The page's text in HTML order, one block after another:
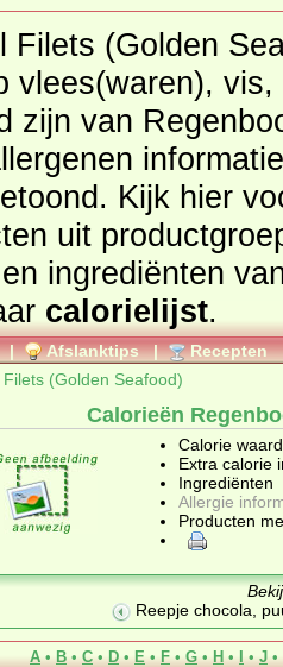
Filets (Golden
vlees(waren), vis,
producten uit
ingrediënten
calorielijst.
| Afslanktips | Recepten
(Golden Seafood)
Calorieën
Calorie
Extra calorie
Ingrediënten
Allergie
Producten
Reepje chocola,
A • B • C • D • E • F • G • H • I • J •